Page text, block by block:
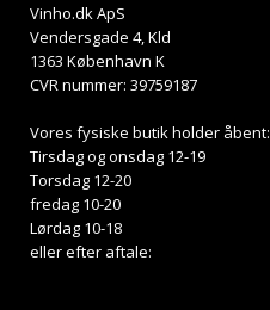
Vinho.dk ApS
Vendersgade 4, Kld
1363 København K
CVR nummer: 39759187
Vores fysiske butik holder åbent:
Tirsdag og onsdag 12-19
Torsdag 12-20
fredag 10-20
Lørdag 10-18
eller efter aftale: